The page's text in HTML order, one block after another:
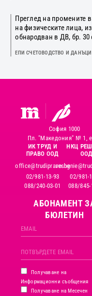
Преглед на промените
на физическите лица,
обнародван в ДВ, бр. 30
ЕПИ СЧЕТОВОДСТВО И ДАНЪЦИ
София 1000
Пл. "Македония" № 1,
ИК ТРУД И
ПРАВО ООД
office@trudipravo.bg
02/981-13-93
088/240-03-01
НКЦ
ООД
02/981-
088/845-
АБОНАМЕНТ
БЮЛЕТИН
Получаване на
Информационни съобщения
Получаване на Месечен